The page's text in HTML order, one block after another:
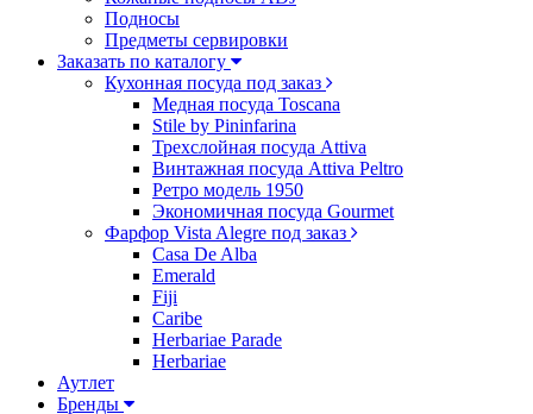
Подносы
Предметы сервировки
Заказать по каталогу
Кухонная посуда под заказ
Медная посуда Toscana
Stile by Pininfarina
Трехслойная посуда Attiva
Винтажная посуда Attiva Peltro
Ретро модель 1950
Экономичная посуда Gourmet
Фарфор Vista Alegre под заказ
Casa De Alba
Emerald
Fiji
Caribe
Herbariae Parade
Herbariae
Аутлет
Бренды